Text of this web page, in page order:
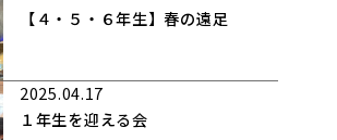
【４・５・６年生】春の遠足
2025.04.17
１年生を迎える会